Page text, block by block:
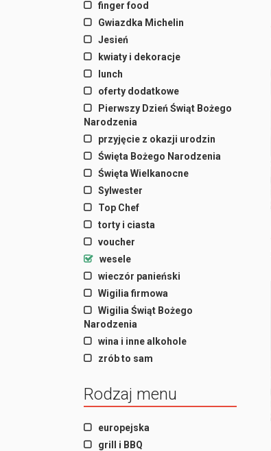
finger food
Gwiazdka Michelin
Jesień
kwiaty i dekoracje
lunch
oferty dodatkowe
Pierwszy Dzień Świąt Bożego
Narodzenia
przyjęcie z okazji urodzin
Święta Bożego Narodzenia
Święta Wielkanocne
Sylwester
Top Chef
torty i ciasta
voucher
wesele
wieczór panieński
Wigilia firmowa
Wigilia Świąt Bożego
Narodzenia
wina i inne alkohole
zrób to sam
Rodzaj menu
europejska
grill i BBQ